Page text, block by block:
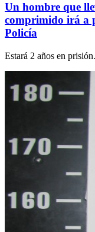
Un hombre que
comprimido irá a
Policía
Estará 2 años en prisión.